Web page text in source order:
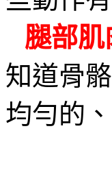
腿部肌
知道骨
均勻的